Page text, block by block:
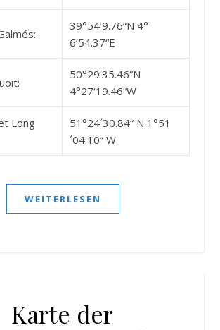
39°54‘9.76“N 4°
6‘54.37“E
50°29‘35.46“N
4°27‘19.46“W
Long
51°24´30.84“ N 1°51
´04.10“ W
WEITERLESEN
Karte der